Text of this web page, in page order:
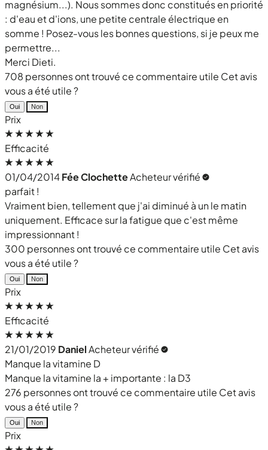
magnésium...). Nous sommes donc constitués en priorité
: d'eau et d'ions, une petite centrale électrique en
somme ! Posez-vous les bonnes questions, si je peux me
permettre...
Merci Dieti.
708 personnes ont trouvé ce commentaire utile Cet avis
vous a été utile ?
Oui Non
Prix
Efficacité
01/04/2014Fée ClochetteAcheteur vérifié
parfait !
Vraiment bien, tellement que j'ai diminué à un le matin
uniquement. Efficace sur la fatigue que c'est même
impressionnant !
300 personnes ont trouvé ce commentaire utile Cet avis
vous a été utile ?
Oui Non
Prix
Efficacité
21/01/2019 DanielAcheteur vérifié
Manque la vitamine D
Manque la vitamine la + importante : la D3
276 personnes ont trouvé ce commentaire utile Cet avis
vous a été utile ?
Oui Non
Prix